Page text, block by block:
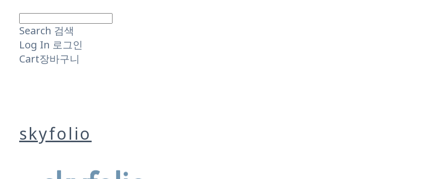
Search 검색
Log In 로그인
Cart장바구니
skyfolio